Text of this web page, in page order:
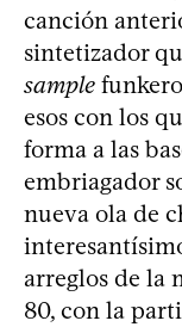
canción
sintetizador
sample
esos con los
forma a las
embriagador
nueva ola de
arreglos de la
80, con la